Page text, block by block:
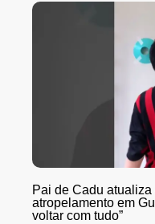
Pai de Cadu
atropelamento em
voltar com tudo”